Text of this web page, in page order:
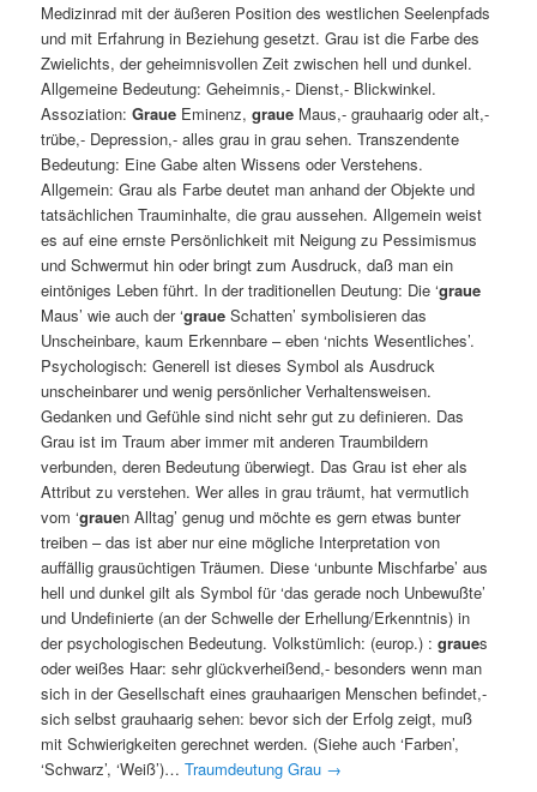
Medizinrad mit der äußeren Position des westlichen Seelenpfads
und mit Erfahrung in Beziehung gesetzt. Grau ist die Farbe des
Zwielichts, der geheimnisvollen Zeit zwischen hell und dunkel.
Allgemeine Bedeutung: Geheimnis,- Dienst,- Blickwinkel.
Assoziation:Graue Eminenz,graue Maus,- grauhaarig oder alt,-
trübe,- Depression,- alles grau in grau sehen. Transzendente
Bedeutung: Eine Gabe alten Wissens oder Verstehens.
Allgemein: Grau als Farbe deutet man anhand der Objekte und
tatsächlichen Trauminhalte, die grau aussehen. Allgemein weist
es auf eine ernste Persönlichkeit mit Neigung zu Pessimismus
und Schwermut hin oder bringt zum Ausdruck, daß man ein
eintöniges Leben führt. In der traditionellen Deutung: Die ‘graue
Maus’ wie auch der ‘graue Schatten’ symbolisieren das
Unscheinbare, kaum Erkennbare – eben ‘nichts Wesentliches’.
Psychologisch: Generell ist dieses Symbol als Ausdruck
unscheinbarer und wenig persönlicher Verhaltensweisen.
Gedanken und Gefühle sind nicht sehr gut zu definieren. Das
Grau ist im Traum aber immer mit anderen Traumbildern
verbunden, deren Bedeutung überwiegt. Das Grau ist eher als
Attribut zu verstehen. Wer alles in grau träumt, hat vermutlich
vom ‘grauen Alltag’ genug und möchte es gern etwas bunter
treiben – das ist aber nur eine mögliche Interpretation von
auffällig grausüchtigen Träumen. Diese ‘unbunte Mischfarbe’ aus
hell und dunkel gilt als Symbol für ‘das gerade noch Unbewußte’
und Undefinierte (an der Schwelle der Erhellung/Erkenntnis) in
der psychologischen Bedeutung. Volkstümlich: (europ.) :graues
oder weißes Haar: sehr glückverheißend,- besonders wenn man
sich in der Gesellschaft eines grauhaarigen Menschen befindet,-
sich selbst grauhaarig sehen: bevor sich der Erfolg zeigt, muß
mit Schwierigkeiten gerechnet werden. (Siehe auch ‘Farben’,
‘Schwarz’, ‘Weiß’)…Traumdeutung Grau →